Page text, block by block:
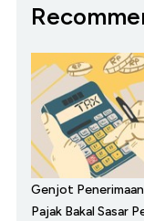
Genjot
Pajak Bakal Sasar